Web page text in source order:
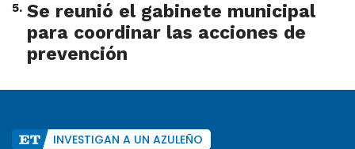
5. Se reunió el gabinete municipal
para coordinar las acciones de
prevención
INVESTIGAN A UN AZULEÑO